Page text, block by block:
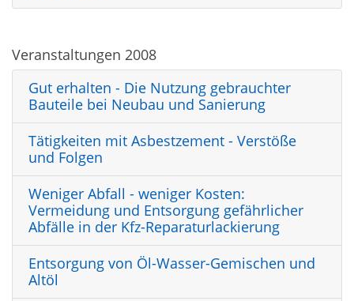
Veranstaltungen 2008
Gut erhalten - Die Nutzung gebrauchter
Bauteile bei Neubau und Sanierung
Tätigkeiten mit Asbestzement - Verstöße
und Folgen
Weniger Abfall - weniger Kosten:
Vermeidung und Entsorgung gefährlicher
Abfälle in der Kfz-Reparaturlackierung
Entsorgung von Öl-Wasser-Gemischen und
Altöl